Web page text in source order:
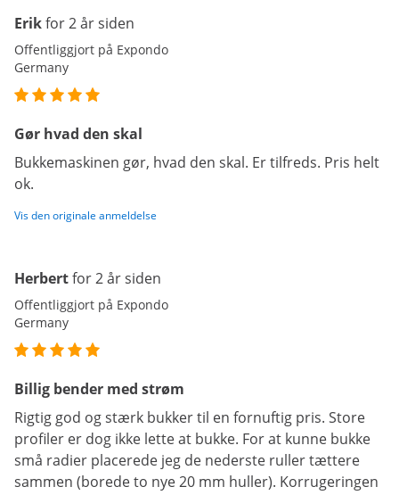
Erikfor 2 år siden
Offentliggjort på Expondo
Germany
Gør hvad den skal
Bukkemaskinen gør, hvad den skal. Er tilfreds. Pris helt
ok.
Vis den originale anmeldelse
Herbertfor 2 år siden
Offentliggjort på Expondo
Germany
Billig bender med strøm
Rigtig god og stærk bukker til en fornuftig pris. Store
profiler er dog ikke lette at bukke. For at kunne bukke
små radier placerede jeg de nederste ruller tættere
sammen (borede to nye 20 mm huller). Korrugeringen